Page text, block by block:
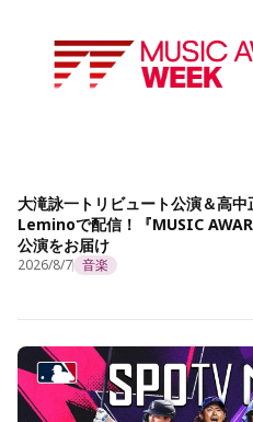
大滝詠一トリビュート公演＆高
Leminoで配信！『MUSIC
公演をお届け
2026/8/7 音楽